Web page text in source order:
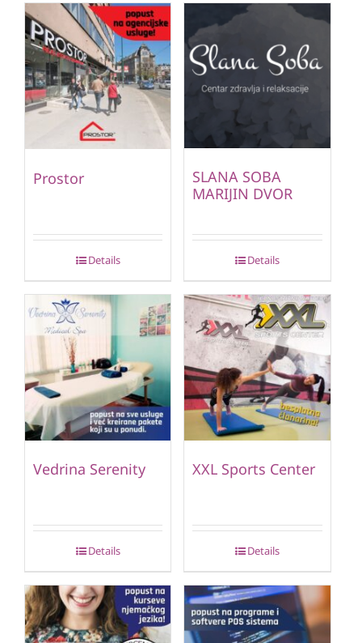
Prostor
Details
SLANA SOBA
MARIJIN DVOR
Details
Vedrina Serenity
Details
XXL Sports Center
Details